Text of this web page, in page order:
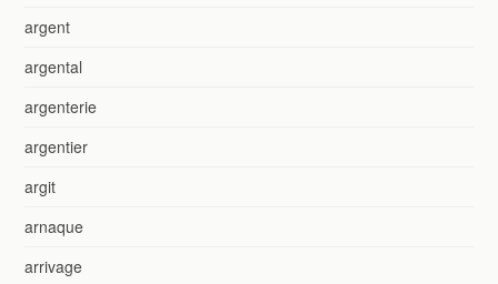
argent
argental
argenterie
argentier
argit
arnaque
arrivage